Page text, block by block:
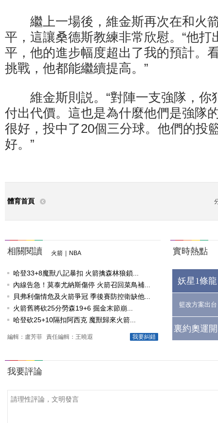
繼上一場後，維金斯再次在和火
平，這讓桑德斯教練非常欣慰。“他打
平，他的進步幅度超出了我的預計。
挑戰，他都能繼續提高。”
維金斯則説。“對陣一支強隊，你
付出代價。這也是為什麼他們是強隊
很好，投中了20個三分球。他們的投
好。”
體育首頁
相關閱讀 火箭 NBA
哈登33+8魔獸八記暴扣 火箭擒森林狼鎖...
內線告急！莫泰尤納斯傷停 火箭召回菜鳥補...
貝弗利傷情危及火箭爭冠 季後賽防控衛缺他...
火箭舊將砍25分勞森19+6 掘金末節崩...
哈登砍25+10隔扣阿西克 魔獸歸來火箭...
我要糾錯
編輯：盧芳菲 責任編輯：王曉遐
實時熱點
妖星1條
籃改方案出台
裏約奧運